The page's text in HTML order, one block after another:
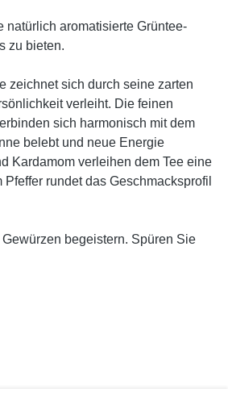
aromatisierte Grüntee-
zu bieten.
zeichnet sich durch seine zarten
verleiht. Die feinen
sich harmonisch mit dem
belebt und neue Energie
Kardamom verleihen dem Tee eine
rundet das Geschmacksprofil
begeistern. Spüren Sie